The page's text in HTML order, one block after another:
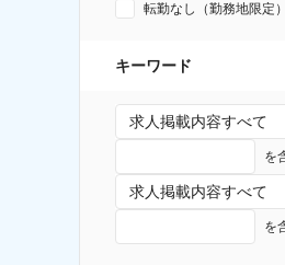
転勤なし（勤務地限定）
キーワード
求人掲載内容すべて
を
求人掲載内容すべて
を